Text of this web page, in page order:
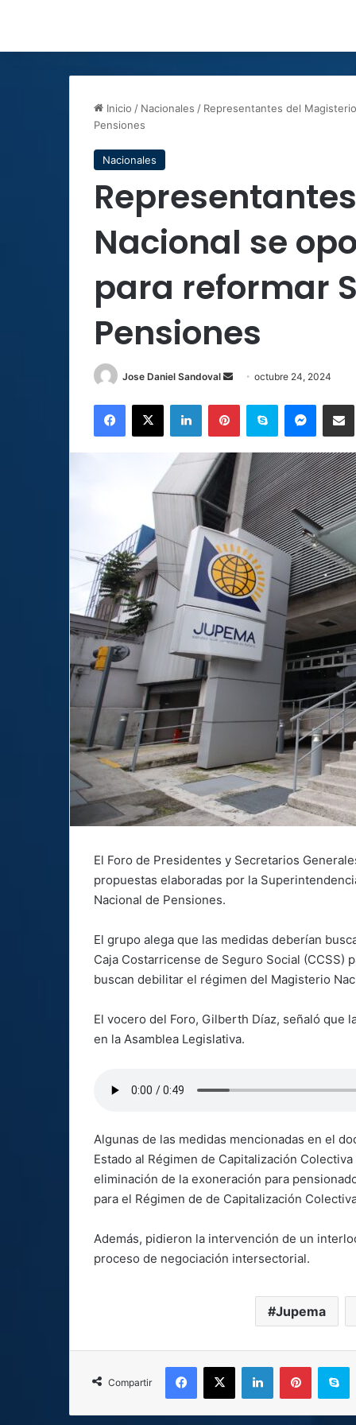
Inicio / Nacionales / Representantes del
Pensiones
Nacionales
Nacional se
para reformar
Pensiones
Jose Daniel Sandoval
Sendoctubre 24, 2024
Facebook
X LinkedInPinterestSkype
El Foro de Presidentes y Secretarios
propuestas elaboradas por la
Nacional de Pensiones.
El grupo alega que las medidas deberían
Caja Costarricense de Seguro Social (CCSS)
buscan debilitar el régimen del Magisterio
El vocero del Foro, Gilberth Díaz, señaló que
en la Asamblea Legislativa.
Algunas de las medidas mencionadas en el
Estado al Régimen de Capitalización
eliminación de la exoneración para
para el Régimen de de Capitalización
Además, pidieron la intervención de un
proceso de negociación intersectorial.
Jupema
Compartir
Facebook
X LinkedInPinterest